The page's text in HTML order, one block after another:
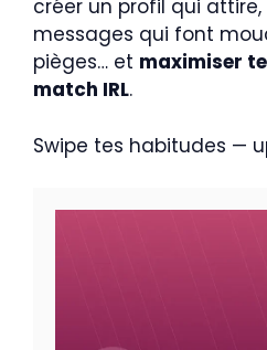
créer un profil qui
messages qui font
pièges… et maximiser
match IRL.
Swipe tes habitudes —